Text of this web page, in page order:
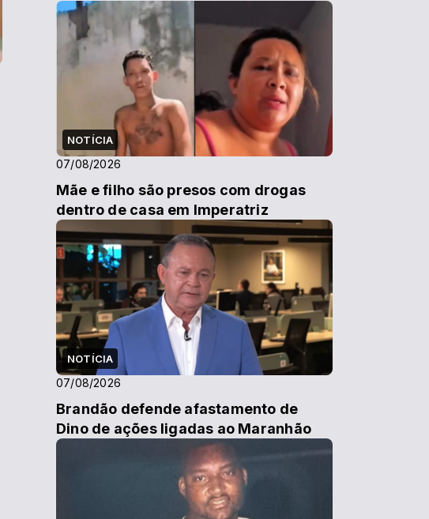
NOTÍCIA
07/08/2026
Mãe e filho são presos com drogas
dentro de casa em Imperatriz
NOTÍCIA
07/08/2026
Brandão defende afastamento de
Dino de ações ligadas ao Maranhão